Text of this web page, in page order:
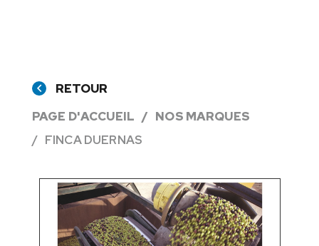
RETOUR
PAGE D'ACCUEIL
NOS MARQUES
FINCA DUERNAS